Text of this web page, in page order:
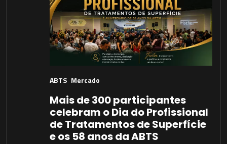
ABTS Mercado
Mais de 300 participantes
celebram o Dia do Profissional
de Tratamentos de Superfície
e os 58 anos da ABTS